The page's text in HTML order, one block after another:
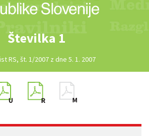
Številka 1
RS, št. 1/2007 z dne 5. 1. 2007